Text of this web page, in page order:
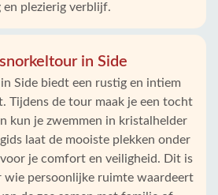
en plezierig verblijf.
in Side
Side biedt een rustig en intiem
Tijdens de tour maak je een tocht
kun je zwemmen in kristalhelder
laat de mooiste plekken onder
je comfort en veiligheid. Dit is
wie persoonlijke ruimte waardeert